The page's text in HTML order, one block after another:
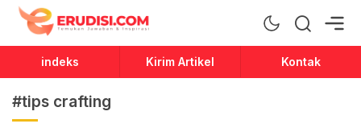
Erudisi
Temukan Jawaban dan Inspirasi
indeks Kirim Artikel Kontak
#tips crafting